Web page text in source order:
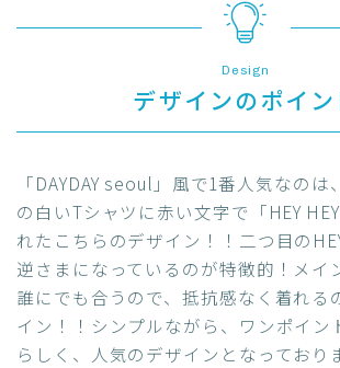
Design
デザインのポイン
「DAYDAY seoul」風で1番人気なのは
の白いTシャツに赤い文字で「HEY
れたこちらのデザイン！！二つ目の
逆さまになっているのが特徴的！メイ
誰にでも合うので、抵抗感なく着れる
イン！！シンプルながら、ワンポイン
らしく、人気のデザインとなっており